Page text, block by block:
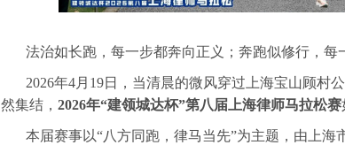
法治如长跑，每一步都奔向正义；奔跑似修行，每
2026年4月19日，当清晨的微风穿过上海宝山顾村
然集结， 2026年“建领城达杯”第八届上海律师马拉松赛
本届赛事以“八方同跑，律马当先”为主题，由上海